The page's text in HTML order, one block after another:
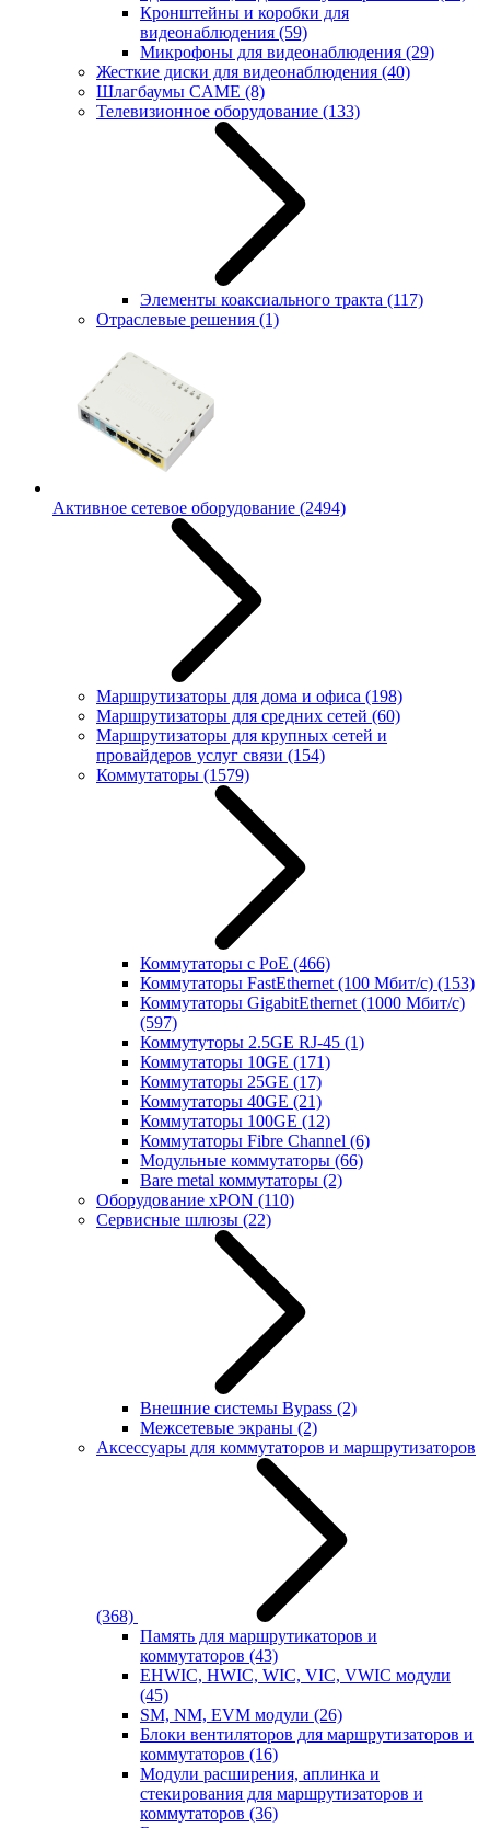
Кронштейны и коробки для
видеонаблюдения (59)
Микрофоны для видеонаблюдения (29)
Жесткие диски для видеонаблюдения (40)
Шлагбаумы CAME (8)
Телевизионное оборудование (133)
Элементы коаксиального тракта (117)
Отраслевые решения (1)
Активное сетевое оборудование (2494)
Маршрутизаторы для дома и офиса (198)
Маршрутизаторы для средних сетей (60)
Маршрутизаторы для крупных сетей и
провайдеров услуг связи (154)
Коммутаторы (1579)
Коммутаторы с PoE (466)
Коммутаторы FastEthernet (100 Мбит/с) (153)
Коммутаторы GigabitEthernet (1000 Мбит/с)
(597)
Коммутуторы 2.5GE RJ-45 (1)
Коммутаторы 10GE (171)
Коммутаторы 25GE (17)
Коммутаторы 40GE (21)
Коммутаторы 100GE (12)
Коммутаторы Fibre Channel (6)
Модульные коммутаторы (66)
Bare metal коммутаторы (2)
Оборудование xPON (110)
Сервисные шлюзы (22)
Внешние системы Bypass (2)
Межсетевые экраны (2)
Аксессуары для коммутаторов и маршрутизаторов
(368)
Память для маршрутикаторов и
коммутаторов (43)
EHWIC, HWIC, WIC, VIC, VWIC модули
(45)
SM, NM, EVM модули (26)
Блоки вентиляторов для маршрутизаторов и
коммутаторов (16)
Модули расширения, аплинка и
стекирования для маршрутизаторов и
коммутаторов (36)